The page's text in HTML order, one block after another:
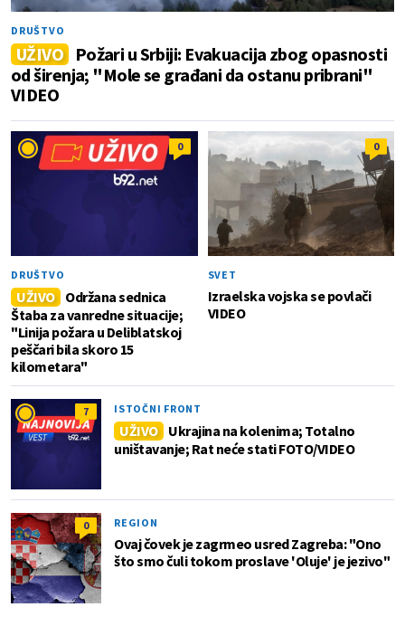
DRUŠTVO
UŽIVO Požari u Srbiji: Evakuacija zbog opasnosti
od širenja; "Mole se građani da ostanu pribrani"
VIDEO
0
DRUŠTVO
UŽIVO
Održana sednica
Štaba za vanredne situacije;
"Linija požara u Deliblatskoj
peščari bila skoro 15
kilometara"
0
SVET
Izraelska vojska se povlači
VIDEO
7 ISTOČNI FRONT
UŽIVO
Ukrajina na kolenima; Totalno
uništavanje; Rat neće stati FOTO/VIDEO
0 REGION
Ovaj čovek je zagrmeo usred Zagreba: "Ono
što smo čuli tokom proslave 'Oluje' je jezivo"